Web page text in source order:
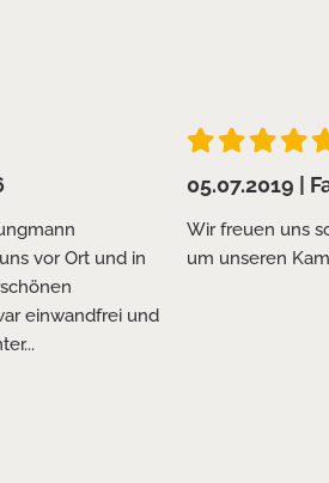
vor Ort und in
einwandfrei und
05.07.2019 |
Wir freuen uns
um unseren